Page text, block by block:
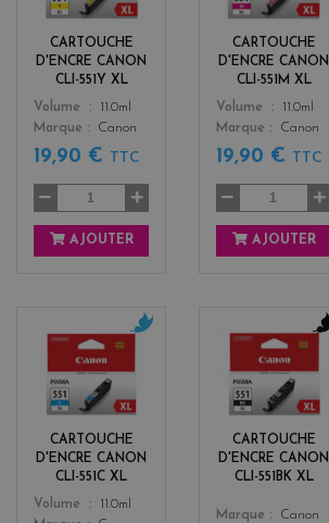
CARTOUCHE
D'ENCRE CANON
CLI-551Y XL
Color
l
o
w
Volume
11.0ml
Marque
Canon
19,90 € TTC
AJOUTER
CARTOUCHE
D'ENCRE CANON
CLI-551M XL
Color
e
n
t
Volume
11.0ml
Marque
Canon
19,90 € TTC
AJOUTER
CARTOUCHE
D'ENCRE CANON
CLI-551C XL
Color
y
n
Volume
11.0ml
CARTOUCHE
D'ENCRE CANON
CLI-551BK XL
Color
l
c
k
Marque Canon